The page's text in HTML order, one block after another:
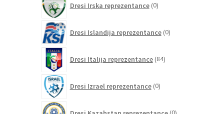
Dresi Irska reprezentance 0izdelkov
Dresi Islandija reprezentance 0izdelkov
Dresi Italija reprezentance 84izdelkov
Dresi Izrael reprezentance 0izdelkov